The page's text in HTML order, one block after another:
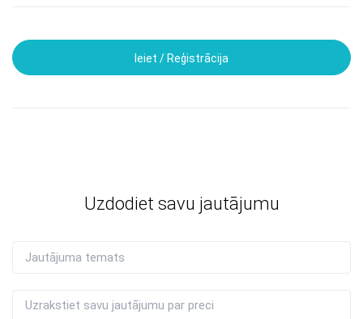
Ieiet / Reģistrācija
Uzdodiet savu jautājumu